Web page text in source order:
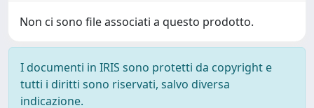
Non ci sono file associati a questo prodotto.
I documenti in IRIS sono protetti da copyright e
tutti i diritti sono riservati, salvo diversa
indicazione.